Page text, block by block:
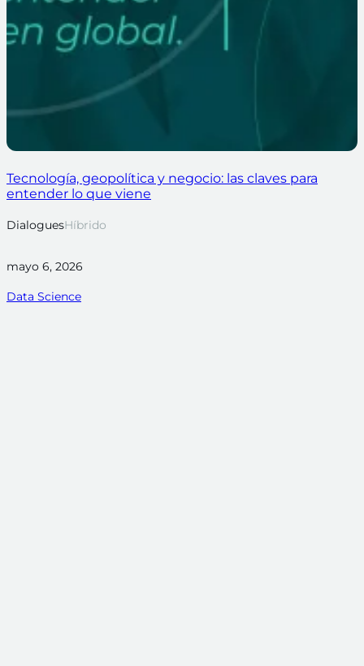
Tecnología, geopolítica y negocio: las claves para
entender lo que viene
DialoguesHíbrido
mayo 6, 2026
Data Science